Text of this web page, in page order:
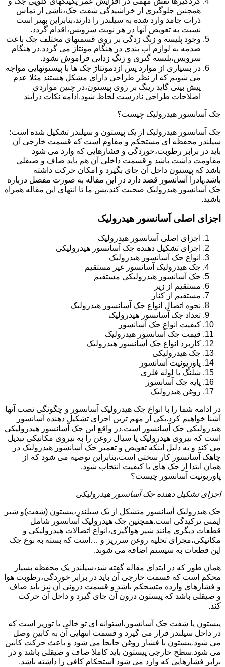
همچنین جلوگیری از خراشیدگی شفت جک،ناشی از تماس
ذرات جامد وارد شده به سیلندر را دارند،بنابراین بهتر است
نسبت به تعویض آنها در هر نوبت سرویس،اقدام گردد.
وجود پلیسه و زنگ زدگی بر روی قسمتهای مختلف جک باعث
صدمه به لوازم آب بندی در هنگام مونتاژ می گردد.در هنگام
سرویس،پلیسه گیری و زنگ زدایی فراموش نشود.
در بسیاری از موارد پس ازدمونتاژ جک ها با پیستونهایی مواجه
می شویم که از نظر طراحی دارای مشکل هستند مثلا عدم
پیش بینی گاید رینگ بر روی پیستون،در چنین مواردی
اصلاحات طراحی نادرست لحاظ شود.ادامه نکات درآیند
جک آسانسور هیدرولیک چیست؟
جک آسانسور هیدرولیک از یک پیستون و سیلندر تشکیل شده است؛
سیلندر محفظه ای مستحکم و مقاوم است که قسمت خارجی آن
باید در برابر رطوبت،خوردگی و فشارهایی که وارد می شود
مقاومت داشت باشد و قسمت داخلی آن هم باید صاف و صیقلی
باشد که پیستون داخل آن جای بگیرد و امکان حرکت داشته
باشد.پادرا آسانسور قصد دارد در این مقاله به صورت مفصل درباره
جک آسانسور هیدرولیک صحبت کند،پس ما تا انتهای این مقاله همراه
باشید.
اجزای اصلی آسانسور هیدرولیک
اجزای اصلی آسانسور هیدرولیک
اجزای تشکیل دهنده جک آسانسور هیدرولیکی
انواع جک آسانسور هیدرولیک
جک هیدرولیک آسانسور غیر مستقیم
جک آسانسور هیدرولیکی مستقیم
مستقیم از زیر
مستقیم از کنار
نحوه اتصال انواع جک آسانسور هیدرولیک
تعداد جک آسانسور هیدرولیک
کیفیت انواع جک آسانسور
قیمت جک آسانسور هیدرولیک
کاربرد انواع جک آسانسور هیدرولیک
جک هیدرولیکی
پاوریونیت آسانسور
شلنگ یا لوله فلزی
پایه جک آسانسور
روغن هیدرولیک
در ادامه شما را با انواع جک هیدرولیک آسانسور و چگونگی نصب آنها
آشنا خواهیم کرد.یکی از مهم ترین اجزای تشکیل دهنده آسانسور
هیدرولیکی جک آسانسور است.در واقع این جک آسانسور هیدرولیکی
است که نیروی هیدرولیک یا سیال روغن را به نیروی مکانیکی تبدیل
می کند و به دلیل اینکه تعویض و تعمیر جک آسانسور هیدرولیک در
چاهک آسانسور کار سختی است،بنابراین توصیه می شود که از
همان ابتدا از جک های با کیفیت انتخاب شود.
پاوریونیت آسانسور چیست؟
اجزای تشکیل دهنده جک آسانسور هیدرولیکی
جک هیدرولیک آسانسور متشکل از یک سیلندر،پیستون (شفت)و شیر
ایمنی ترکیدگی است.همچنین جک هیدرولیک آسانسور شامل
قطعات دیگری مانند شیر هواگیری،انواع اتصالات هیدرولیکی و
مکانیکی،مجرای تخلیه روغن سرریز و …است که بسته به نوع جک
این قطعات به سیستم اضافه می شوند.
همان طور که در ابتدای مقاله گفته شد،سیلندر یک محفظه بسیار
محکم است که قسمت خارجی آن باید در برابر خوردگی،رطوبت هوا
و فشارهای وارده متسحکم باشد و قسمت درونی آن نیز باید صاف
و صیقلی باشد که پیستون درون آن جای گیرد و داخل آن حرکت
کند.
پیستون یا شفت جک آسانسور،استوانه ای تو خالی یا تورپر است که
در داخل سیلندر قرار می گیرد و قسمت انتهایی آن به کابین وصل
می شود.پیستون با فشار روغن جابجا می شود و باعث حرکت کابین
می شود.سطح خارجی پیستون باید کاملا صاف و صیقلی باشد و در
برابر فشارهایی که وارد می شود استحکام کافی را داشته باشد.